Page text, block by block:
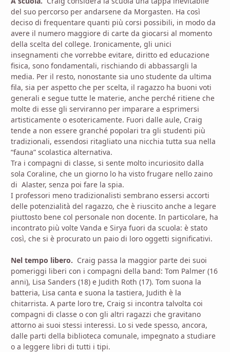
del suo percorso per andarsene da Morgasten. Ha così
deciso di frequentare quanti più corsi possibili, in modo da
avere il numero maggiore di carte da giocarsi al momento
della scelta del college. Ironicamente, gli unici
insegnamenti che vorrebbe evitare, diritto ed educazione
fisica, sono fondamentali, rischiando di abbassargli la
media. Per il resto, nonostante sia uno studente da ultima
fila, sia per aspetto che per scelta, il ragazzo ha buoni voti
generali e segue tutte le materie, anche perché ritiene che
molte di esse gli serviranno per imparare a esprimersi
artisticamente o esotericamente. Fuori dalle aule, Craig
tende a non essere granché popolari tra gli studenti più
tradizionali, essendosi ritagliato una nicchia tutta sua nella
“fauna” scolastica alternativa.
Tra i compagni di classe, si sente molto incuriosito dalla
sola Coraline, che un giorno lo ha visto frugare nello zaino
di Alaster, senza poi fare la spia.
I professori meno tradizionalisti sembrano essersi accorti
delle potenzialità del ragazzo, che è riuscito anche a legare
piuttosto bene col personale non docente. In particolare, ha
incontrato più volte Vanda e Sirya fuori da scuola: è stato
così, che si è procurato un paio di loro oggetti significativi.
Nel tempo libero. Craig passa la maggior parte dei suoi
pomeriggi liberi con i compagni della band: Tom Palmer (16
anni), Lisa Sanders (18) e Judith Roth (17). Tom suona la
batteria, Lisa canta e suona la tastiera, Judith è la
chitarrista. A parte loro tre, Craig si incontra talvolta coi
compagni di classe o con gli altri ragazzi che gravitano
attorno ai suoi stessi interessi. Lo si vede spesso, ancora,
dalle parti della biblioteca comunale, impegnato a studiare
o a leggere libri di tutti i tipi.